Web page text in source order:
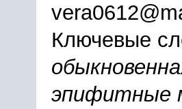
Ключевые
эпифитные